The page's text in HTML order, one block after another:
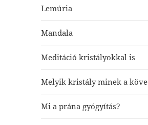
Lemúria
Mandala
Meditáció kristályokkal is
Melyik kristály minek a köve
Mi a prána gyógyítás?